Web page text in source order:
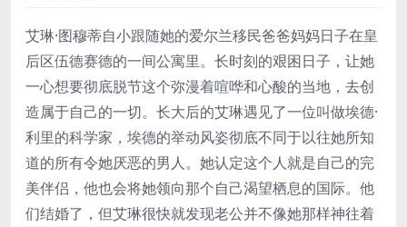
艾琳·图穆蒂自小跟随她的爱尔兰移民爸爸妈妈日子在皇
后区伍德赛德的一间公寓里。长时刻的艰困日子，让她
一心想要彻底脱节这个弥漫着喧哗和心酸的当地，去创
造属于自己的一切。长大后的艾琳遇见了一位叫做埃德·
利里的科学家，埃德的举动风姿彻底不同于以往她所知
道的所有令她厌恶的男人。她认定这个人就是自己的完
美伴侣，他也会将她领向那个自己渴望栖息的国际。他
们结婚了，但艾琳很快就发现老公并不像她那样神往着